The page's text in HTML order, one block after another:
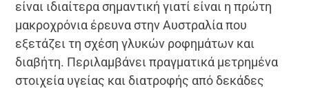
είναι ιδιαίτερα σημαντική γιατί είναι η πρώτη
μακροχρόνια έρευνα στην Αυστραλία που
εξετάζει τη σχέση γλυκών ροφημάτων και
διαβήτη. Περιλαμβάνει πραγματικά μετρημένα
στοιχεία υγείας και διατροφής από δεκάδες